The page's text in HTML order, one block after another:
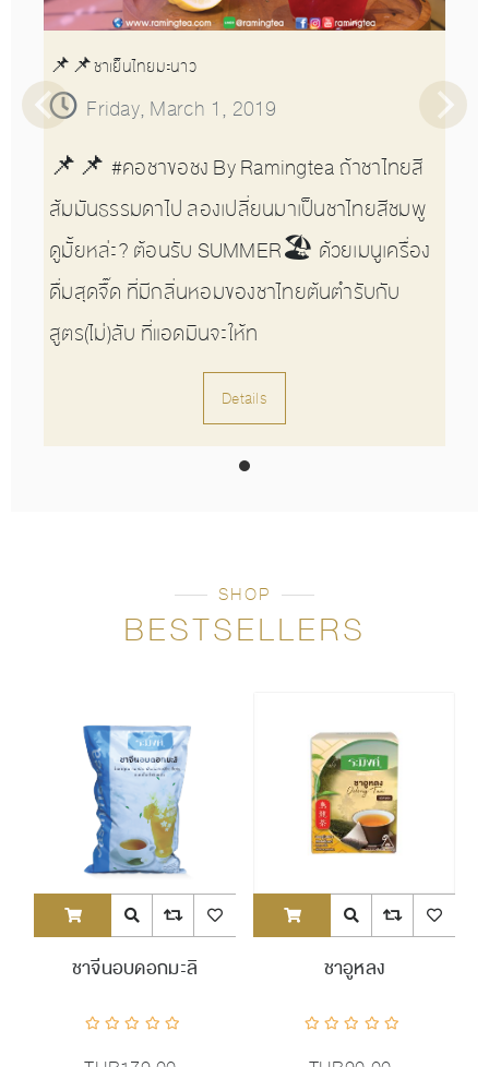
📌📌ชาเย็นไทยมะนาว
Friday, March 1, 2019
📌📌 #คอชาขอชง By Ramingtea ถ้าชาไทยสี
ส้มมันธรรมดาไป ลองเปลี่ยนมาเป็นชาไทยสีชมพู
ดูมั้ยหล่ะ? ต้อนรับ SUMMER🏖 ด้วยเมนูเครื่อง
ดื่มสุดจื๊ด ที่มีกลิ่นหอมของชาไทยต้นตำรับกับ
สูตร(ไม่)ลับ ที่แอดมินจะให้ท
Details
SHOP
BESTSELLERS
ADDTOCARTQuick ViewAddToCompareList
AddToWishlist
ชาจีนอบดอกมะลิ
ADDTOCARTQuick ViewAddToCompareList
ชาอูหลง